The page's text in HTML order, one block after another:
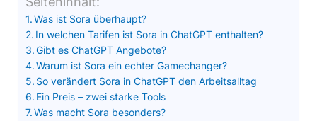
Was ist Sora überhaupt?
In welchen Tarifen ist Sora in ChatGPT enthalten?
Gibt es ChatGPT Angebote?
Warum ist Sora ein echter Gamechanger?
So verändert Sora in ChatGPT den Arbeitsalltag
Ein Preis – zwei starke Tools
Was macht Sora besonders?